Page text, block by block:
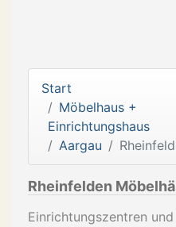
Start
Möbelhaus +
Einrichtungshaus
Aargau
Rheinfelden
Einrichtungszentren und